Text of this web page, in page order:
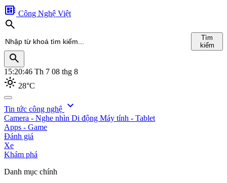
developer_board Công Nghệ Việt
search
Tìm
kiếm
search
15:20:48 Th 7 08 thg 8
light_mode 28°C
search
Tin tức công nghệ expand_more
Camera - Nghe nhìn Di động Máy tính - Tablet
Apps - Game
Đánh giá
Xe
Khám phá
Danh mục chính